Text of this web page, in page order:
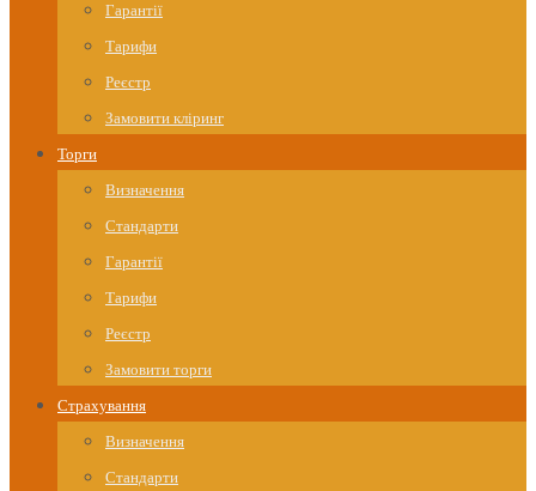
Гарантії
Тарифи
Реєстр
Замовити кліринг
Торги
Визначення
Стандарти
Гарантії
Тарифи
Реєстр
Замовити торги
Страхування
Визначення
Стандарти